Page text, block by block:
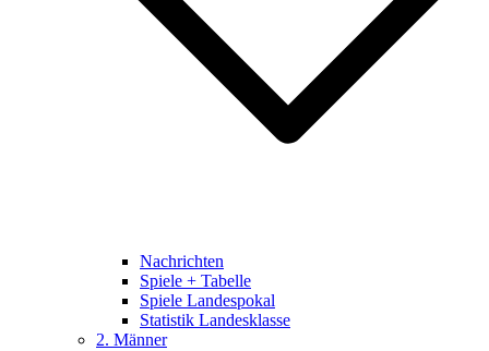
Nachrichten
Spiele + Tabelle
Spiele Landespokal
Statistik Landesklasse
2. Männer